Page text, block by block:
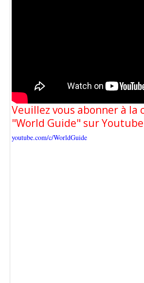
Veuillez vous abonner à la
"World Guide" sur
youtube.com/c/WorldGuide